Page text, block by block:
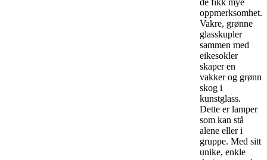
oppmerksomhet.
Vakre, grønne
glasskupler
sammen med
eikesokler
skaper en
vakker og grønn
skog i
kunstglass.
Dette er lamper
som kan stå
alene eller i
gruppe. Med sitt
unike, enkle